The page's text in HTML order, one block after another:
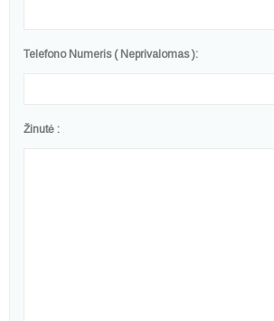
Telefono Numeris ( Neprivalomas ):
Žinutė :